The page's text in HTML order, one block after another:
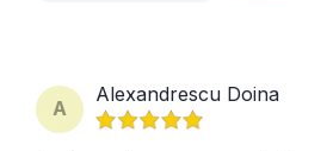
A
Alexandrescu Doina